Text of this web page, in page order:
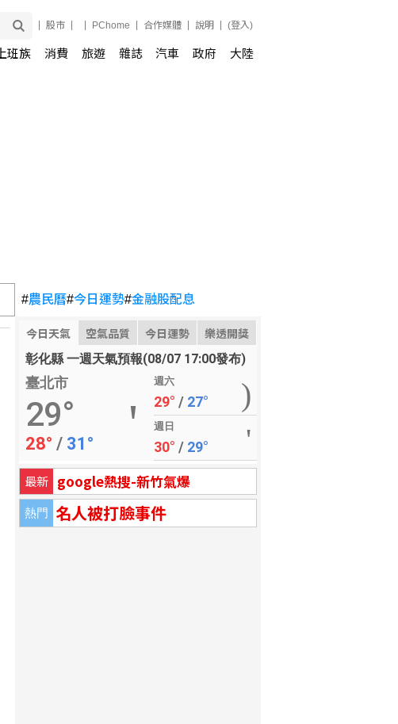
股市 PChome 合作媒體 說明 (登入)
上班族 消費 旅遊 雜誌 汽車 政府 大陸
#農民曆#今日運勢#金融股配息
今日天氣 空氣品質 今日運勢 樂透開獎
彰化縣 一週天氣預報(08/07 17:00發布)
臺北市
29°
28° / 31°
週六
29° / 27°
週日
30° / 29°
最新 google熱搜-新竹氣爆
熱門 名人被打臉事件